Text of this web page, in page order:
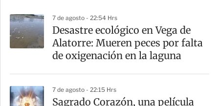
a
r
t
7 de agosto - 22:54 Hrs
Desastre ecológico en Vega de
Alatorre: Mueren peces por falta
de oxigenación en la laguna
7 de agosto - 22:15 Hrs
Sagrado Corazón, una película